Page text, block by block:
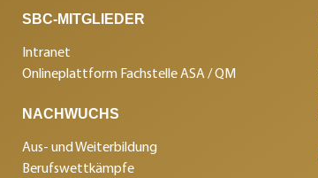
SBC-MITGLIEDER
Intranet
Onlineplattform Fachstelle ASA / QM
NACHWUCHS
Aus- und Weiterbildung
Berufswettkämpfe